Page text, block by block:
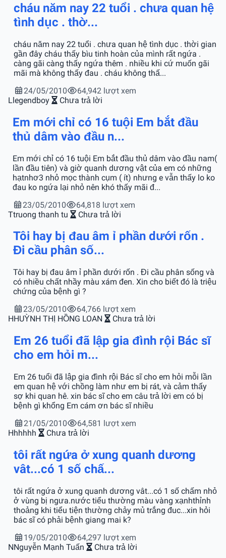
cháu năm nay 22 tuổi . chưa quan hệ
tình dục . thờ...
cháu năm nay 22 tuổi . chưa quan hệ tình dục . thời gian
gần đây cháu thấy bìu tinh hoàn của mình rất ngứa .
càng gãi càng thấy ngứa thêm . nhiều khi cứ muốn gãi
mãi mà không thấy đau . cháu không thấ...
24/05/2010
64,942 lượt xem
Llegendboy Chưa trả lời
Em mới chỉ có 16 tuội Em bắt đầu
thủ dâm vào đầu n...
Em mới chỉ có 16 tuội Em bắt đầu thủ dâm vào đầu nam(
lần đầu tiên) và giờ quanh dương vật của em có những
hạtnhơ3 nhỏ mọc thành cụm ( ít) nhưng e vẫn thấy lo ko
đau ko ngứa lại nhỏ nên khó thấy mãi đ...
23/05/2010
64,818 lượt xem
Ttruong thanh tu Chưa trả lời
Tôi hay bị đau âm ỉ phần dưới rốn .
Đi cầu phân số...
Tôi hay bị đau âm ỉ phần dưới rốn . Đi cầu phân sống và
có nhiều chất nhầy màu xám đen. Xin cho biết đó là triệu
chứng của bệnh gì ?
23/05/2010
64,766 lượt xem
HHUỲNH THỊ HỒNG LOAN Chưa trả lời
Em 26 tuổi đã lập gia đình rội Bác sĩ
cho em hỏi m...
Em 26 tuổi đã lập gia đình rội Bác sĩ cho em hỏi mỗi lần
em quan hệ với chồng làm như em bị rát, và cảm thấy
sợ khi quan hê. xin bác sĩ cho em câu trả lời em có bị
bệnh gì khổng Em cám ơn bác sĩ nhiều
21/05/2010
64,581 lượt xem
Hhhhhh Chưa trả lời
tôi rất ngứa ở xung quanh dương
vât...có 1 số chấ...
tôi rất ngứa ở xung quanh dương vât...có 1 số chấm nhỏ
ở vùng bị ngưa.nước tiểu thường màu vàng xạnhthỉnh
thoảng khi tiểu tiện thường chảy mủ trắng đuc...xin hỏi
bác sĩ có phải bệnh giang mai k?
19/05/2010
64,297 lượt xem
NNguyễn Mạnh Tuấn Chưa trả lời